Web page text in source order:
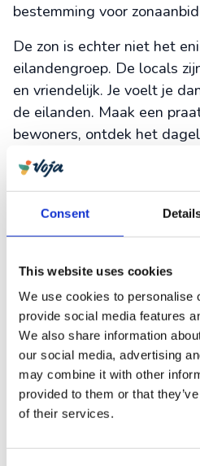
Consent
This website uses cookies
We use cookies to personalise
provide social media features
We also share information
our social media, advertising
may combine it with other
provided to them or that
of their services.
bestemming voor
De zon is echter niet het
eilandengroep. De locals
en vriendelijk. Je voelt je
de eilanden. Maak een
bewoners, ontdek het
eilanden, proef van de
wordt verliefd op de
Zon, zee en
Vista & Maio
De Kaapverdische eilanden
stranden. Vooral Sal is
zonaanbidders. Met
zandstranden, de
gezellige Santa Maria is
kan ge-(wind)surft,
worden. Steek je tenen in
geniet van een verfrissende
wuivende palmbomen.